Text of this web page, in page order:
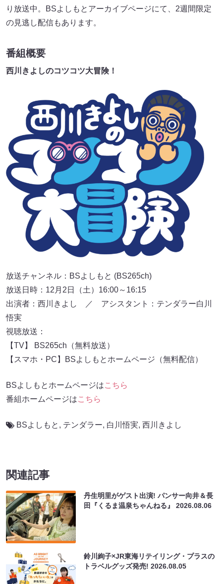
り放送中。BSよしもとアーカイブページにて、2週間限定
の見逃し配信もあります。
番組概要
西川きよしのコツコツ大冒険！
放送チャンネル：BSよしもと (BS265ch)
放送日時：12月2日（土）16:00～16:15
出演者：西川きよし ／ アシスタント：テンダラー白川
悟実
視聴放送：
【TV】 BS265ch（無料放送）
【スマホ・PC】BSよしもとホームページ（無料配信）
BSよしもとホームページはこちら
番組ホームページはこちら
BSよしもと , テンダラー, 白川悟実, 西川きよし
関連記事
丹生明里がゲスト出演! パンサー向井＆長
田『くるま温泉ちゃんねる』2026.08.06
鈴川絢子×JR東海リテイリング・プラスの
トラベルグッズ発売!2026.08.05